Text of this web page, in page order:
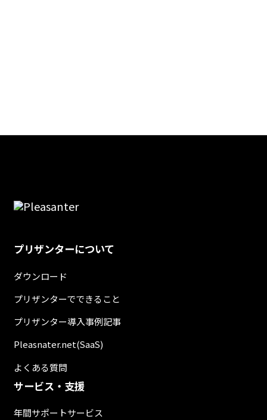
プリザンターについて
ダウンロード
プリザンターでできること
プリザンター導入事例記事
Pleasnater.net(SaaS)
よくある質問
サービス・支援
年間サポートサービス